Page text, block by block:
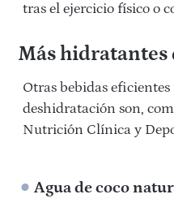
tras el ejercicio físico o
Más hidratantes
Otras bebidas
deshidratación son,
Nutrición Clínica y
Agua de coco